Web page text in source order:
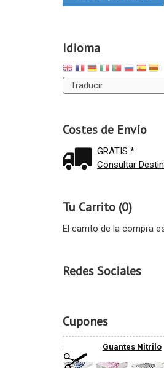
Idioma
Costes de Envío
GRATIS *
Consultar
Tu Carrito (0)
El carrito de la compra
Redes Sociales
Cupones
Guantes Nitrilo